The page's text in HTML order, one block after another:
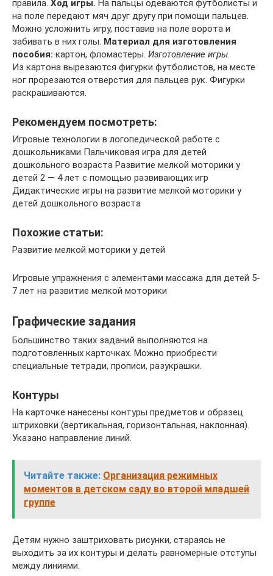
правила. Ход игры. На пальцы одеваются футболисты и
на поле передают мяч друг другу при помощи пальцев.
Можно усложнить игру, поставив на поле ворота и
забивать в них голы. Материал для изготовления
пособия: картон, фломастеры. Изготовление игры.
Из картона вырезаются фигурки футболистов, на месте
ног прорезаются отверстия для пальцев рук. Фигурки
раскрашиваются.
Рекомендуем посмотреть:
Игровые технологии в логопедической работе с
дошкольниками Пальчиковая игра для детей
дошкольного возраста Развитие мелкой моторики у
детей 2 — 4 лет с помощью развивающих игр
Дидактические игры на развитие мелкой моторики у
детей дошкольного возраста
Похожие статьи:
Развитие мелкой моторики у детей
Игровые упражнения с элементами массажа для детей 5-
7 лет на развитие мелкой моторики
Графические задания
Большинство таких заданий выполняются на
подготовленных карточках. Можно приобрести
специальные тетради, прописи, разукрашки.
Контуры
На карточке нанесены контуры предметов и образец
штриховки (вертикальная, горизонтальная, наклонная).
Указано направление линий.
Читайте также: Организация режимных
моментов в детском саду во второй младшей
группе
Детям нужно заштриховать рисунки, стараясь не
выходить за их контуры и делать равномерные отступы
между линиями.